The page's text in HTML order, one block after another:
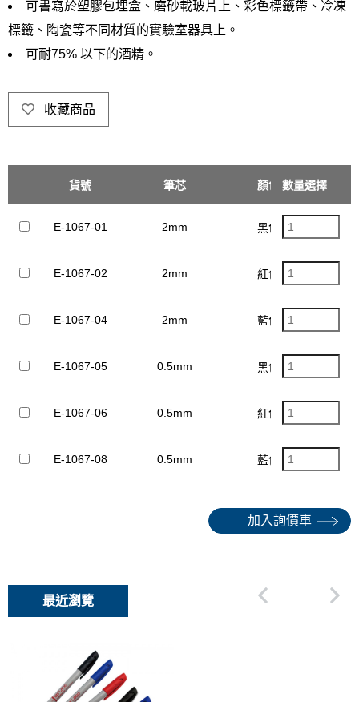
可書寫於塑膠包埋盒、磨砂載玻片上、彩色標籤帶、冷凍
標籤、陶瓷等不同材質的實驗室器具上。
可耐75% 以下的酒精。
收藏商品
貨號 筆芯 顏色 數量選擇
E-1067-01 2mm 黑色
E-1067-02 2mm 紅色
E-1067-04 2mm 藍色
E-1067-05 0.5mm 黑色
E-1067-06 0.5mm 紅色
E-1067-08 0.5mm 藍色
加入詢價車
最近瀏覽